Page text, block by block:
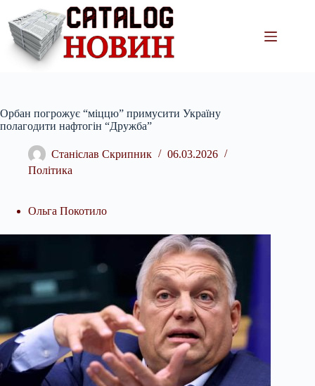
вмісту
Орбан погрожує “міццю” примусити Україну
полагодити нафтогін “Дружба”
Станіслав Скрипник
06.03.2026
Політика
Ольга Покотило